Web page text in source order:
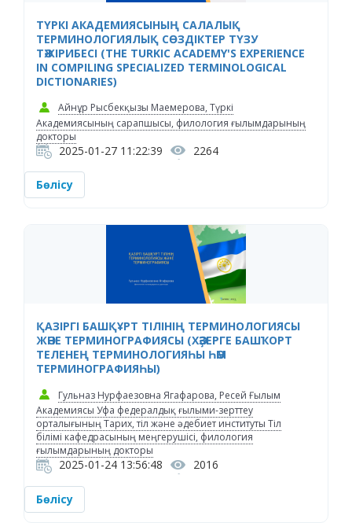
ТҮРКІ АКАДЕМИЯСЫНЫҢ САЛАЛЫҚ
ТЕРМИНОЛОГИЯЛЫҚ СӨЗДІКТЕР ТҮЗУ
ТӘЖІРИБЕСІ (THE TURKIC ACADEMY'S EXPERIENCE
IN COMPILING SPECIALIZED TERMINOLOGICAL
DICTIONARIES)
Айнұр Рысбекқызы Маемерова, Түркі
Академиясының сарапшысы, филология ғылымдарының
докторы
2025-01-27 11:22:39 2264
Бөлісу
ҚАЗІРГІ БАШҚҰРТ ТІЛІНІҢ ТЕРМИНОЛОГИЯСЫ
ЖӘНЕ ТЕРМИНОГРАФИЯСЫ (ХӘҘЕРГЕ БАШҠОРТ
ТЕЛЕНЕҢ ТЕРМИНОЛОГИЯҺЫ ҺӘМ
ТЕРМИНОГРАФИЯҺЫ)
Гульназ Нурфаезовна Ягафарова, Ресей Ғылым
Академиясы Уфа федералдық ғылыми-зерттеу
орталығының Тарих, тіл және әдебиет институты Тіл
білімі кафедрасының меңгерушісі, филология
ғылымдарының докторы
2025-01-24 13:56:48 2016
Бөлісу